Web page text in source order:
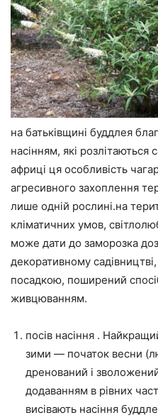
на батьківщині буддлея
насінням, які розлітаються
африці ця особливість
агресивного захоплення
лише одній рослині.на
кліматичних умов,
може дати до заморозка
декоративному
посадкою, поширений
живцюванням.
посів насіння .
зими — початок весни
дренований і
додаванням в рівних
висівають насіння